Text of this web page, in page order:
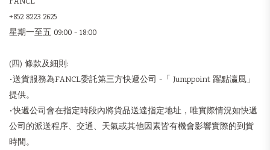
+852 8223 2625
星期一至五 09:00 - 18:00
(四) 條款及細則:
•送貨服務為FANCL委託第三方快遞公司 -「 Jumppoint 躍點瀛風」
提供。
•快遞公司會在指定時段內將貨品送達指定地址，唯實際情況如快遞
公司的派送程序、交通、天氣或其他因素皆有機會影響實際的到貨
時間。